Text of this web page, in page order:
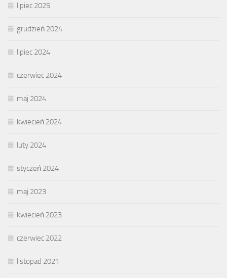
lipiec 2025
grudzień 2024
lipiec 2024
czerwiec 2024
maj 2024
kwiecień 2024
luty 2024
styczeń 2024
maj 2023
kwiecień 2023
czerwiec 2022
listopad 2021